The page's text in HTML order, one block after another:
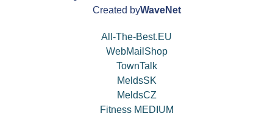
Created byWaveNet
All-The-Best.EU
WebMailShop
TownTalk
MeldsSK
MeldsCZ
Fitness MEDIUM